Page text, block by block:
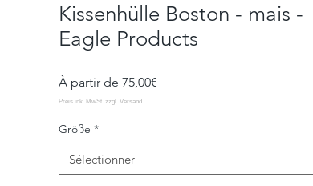
Kissenhülle Boston - mais -
Eagle Products
À partir de 75,00€
Größe *
Sélectionner